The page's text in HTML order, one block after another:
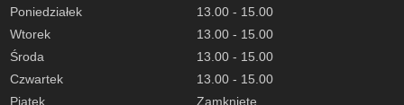
Poniedziałek
13.00 - 15.00
Wtorek
13.00 - 15.00
Środa
13.00 - 15.00
Czwartek
13.00 - 15.00
Piątek
Zamknięte